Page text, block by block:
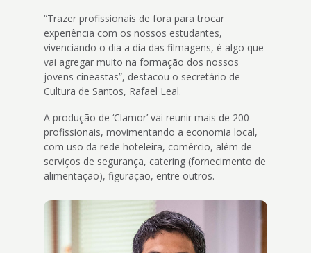
“Trazer profissionais de fora para trocar
experiência com os nossos estudantes,
vivenciando o dia a dia das filmagens, é algo que
vai agregar muito na formação dos nossos
jovens cineastas”, destacou o secretário de
Cultura de Santos, Rafael Leal.
A produção de ‘Clamor’ vai reunir mais de 200
profissionais, movimentando a economia local,
com uso da rede hoteleira, comércio, além de
serviços de segurança, catering (fornecimento de
alimentação), figuração, entre outros.